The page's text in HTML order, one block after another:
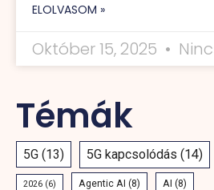
ELOLVASOM »
Október 15, 2025
Témák
5G (13) 5G kapcsolódás (14)
2026 (6) Agentic AI (8) AI (8)